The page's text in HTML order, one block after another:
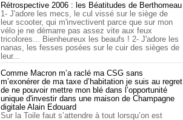
Rétrospective 2006 : les Béatitudes de Berthomeau
1- J'adore les mecs, le cul vissé sur le siège de
leur scooter, qui m'invectivent parce que sur mon
vélo je ne démarre pas assez vite aux feux
tricolores... Bienheureux les beaufs ! 2- J'adore les
nanas, les fesses posées sur le cuir des sièges de
leur...
Comme Macron m’a raclé ma CSG sans
m’exonérer de ma taxe d’habitation je suis au regret
de ne pouvoir mettre mon blé dans l’opportunité
unique d'investir dans une maison de Champagne
digitale Alain Edouard
Sur la Toile faut s’attendre à tout lorsqu’on est